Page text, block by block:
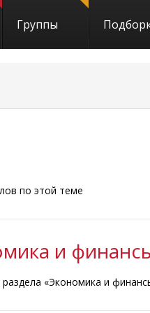
Группы
по этой теме
и
«Экономика и